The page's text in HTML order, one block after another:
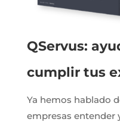
QServus:
cumplir tus
Ya hemos hablado
empresas entender